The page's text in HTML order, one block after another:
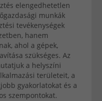
elengedhetetlen
munkák
tevékenységek
hanem
ahol a gépek,
szükséges. Az
a helyszíni
területeit, a
gyakorlatokat és a
szempontokat.